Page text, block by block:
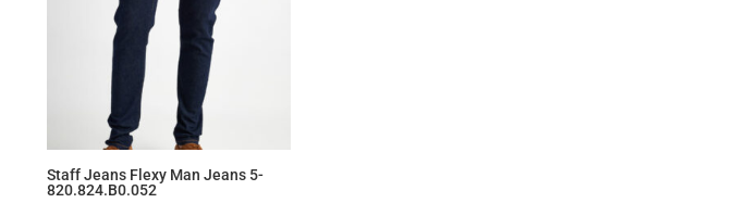
Staff Jeans Flexy Man Jeans 5-
820.824.B0.052